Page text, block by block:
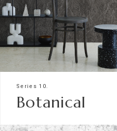
Series 10.
Botanical